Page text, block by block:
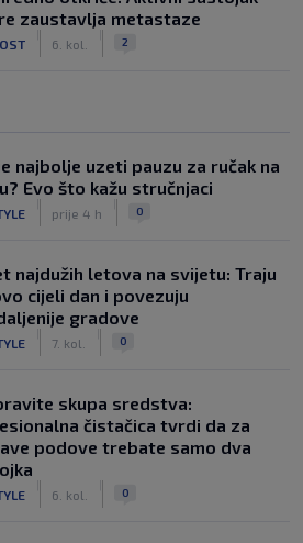
zaustavlja metastaze
6. kol. 2
najbolje uzeti pauzu za ručak na
Evo što kažu stručnjaci
prije 4 h 0
najdužih letova na svijetu: Traju
cijeli dan i povezuju
gradove
7. kol. 0
skupa sredstva:
čistačica tvrdi da za
podove trebate samo dva
6. kol. 0